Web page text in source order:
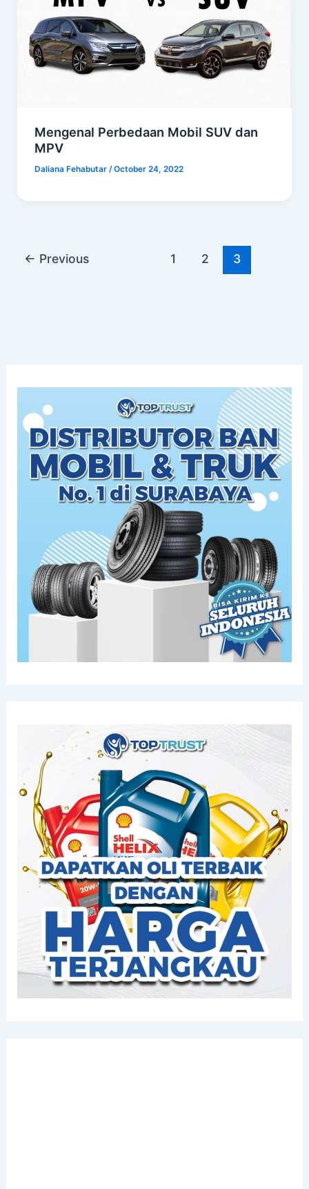
Mengenal Perbedaan Mobil SUV dan
MPV
Daliana Fehabutar /October 24, 2022
← Previous 1 2 3